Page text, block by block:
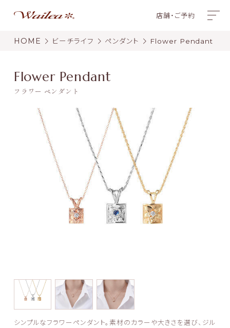
店舗・ご予約
HOME ビーチライフ ペンダント Flower Pendant
Flower Pendant
フラワー ペンダント
シンプルなフラワーペンダント。素材のカラーや大きさを選び、ジル